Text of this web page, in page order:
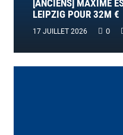
[ANCIENS] MAXIME
LEIPZIG POUR 32M €
17 JUILLET 2026 0